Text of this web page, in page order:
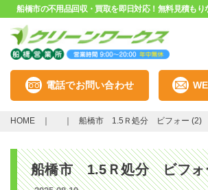
船橋市の不用品回収・買取を即日対応！無料見積もり
電話でお問い合わせ
HOME 船橋市 1.5Ｒ処分 ビフォー (2)
船橋市 1.5Ｒ処分 ビフォ